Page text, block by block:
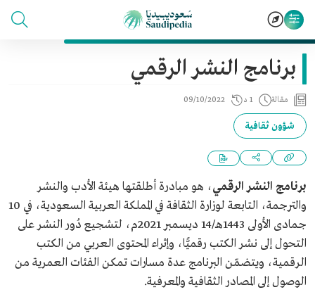
برنامج النشر الرقمي
مقالة 1 د 09/10/2022
شؤون ثقافية
برنامج النشر الرقمي، هو مبادرة أطلقتها هيئة الأدب والنشر
والترجمة، التابعة لوزارة الثقافة في المملكة العربية السعودية، في 10
جمادى الأولى 1443هـ/14 ديسمبر 2021م، لتشجيع دُور النشر على
التحول إلى نشر الكتب رقميًّا، وإثراء المحتوى العربي من الكتب
الرقمية، ويتضمّن البرنامج عدة مسارات تمكن الفئات العمرية من
الوصول إلى المصادر الثقافية والمعرفية.